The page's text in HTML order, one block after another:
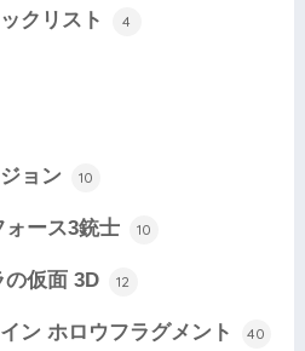
クリスト 4
ョン 10
ース3銃士 10
の仮面 3D 12
ン ホロウフラグメント 40